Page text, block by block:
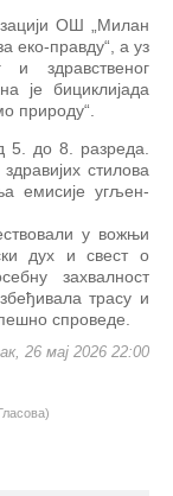
ОШ „Милан
еко-правду“, а уз
и здравственог
је бициклијада
природу“.
5. до 8. разреда.
стилова
емисије угљен-
у вожњи
дух и свест о
захвалност
трасу и
спроведе.
26 мај 2026 22:00